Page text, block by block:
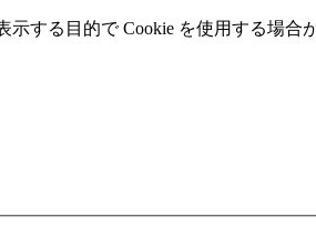
する⽬的で Cookie を使⽤する場合